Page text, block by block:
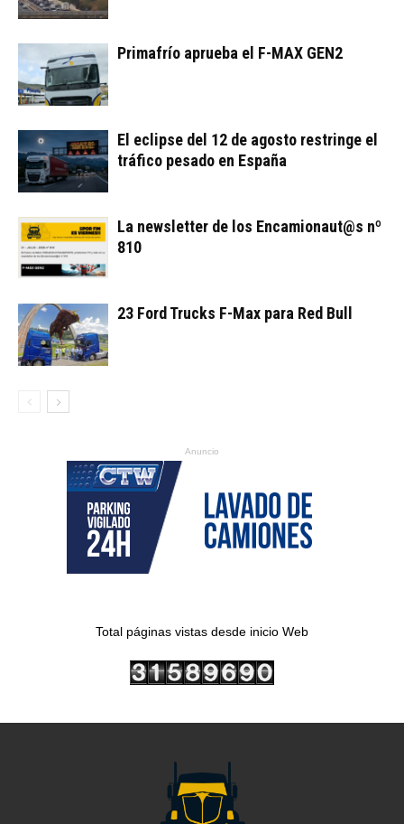
Primafrío aprueba el F-MAX GEN2
El eclipse del 12 de agosto restringe el
tráfico pesado en España
La newsletter de los Encamionaut@s nº
810
23 Ford Trucks F-Max para Red Bull
Anuncio
Total páginas vistas desde inicio Web